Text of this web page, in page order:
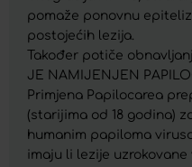
pomaže ponovnu
postojećih lezija.
Također potiče
JE NAMIJENJEN
Primjena Papilocarea
(starijima od 18 godina)
humanim papiloma
imaju li lezije uzrokovane